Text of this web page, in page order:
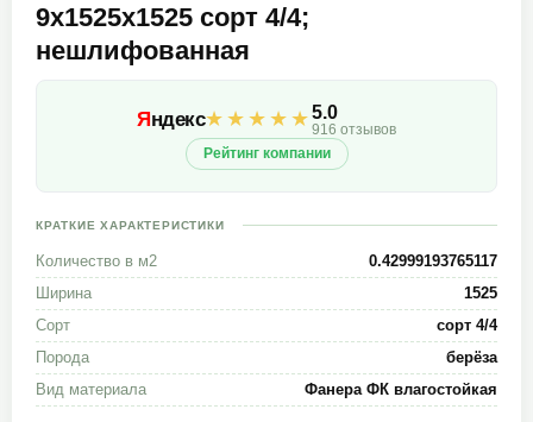
9х1525х1525 сорт 4/4;
нешлифованная
Яндекс★★★★★5.0
916 отзывов
Рейтинг компании
КРАТКИЕ ХАРАКТЕРИСТИКИ
Количество в м2
0.42999193765117
Ширина
1525
Сорт
сорт 4/4
Порода
берёза
Вид материала
Фанера ФК влагостойкая